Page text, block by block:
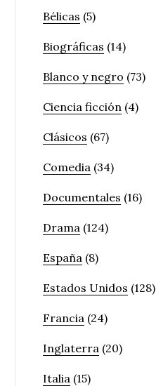
Bélicas (5)
Biográficas (14)
Blanco y negro (73)
Ciencia ficción (4)
Clásicos (67)
Comedia (34)
Documentales (16)
Drama (124)
España (8)
Estados Unidos (128)
Francia (24)
Inglaterra (20)
Italia (15)